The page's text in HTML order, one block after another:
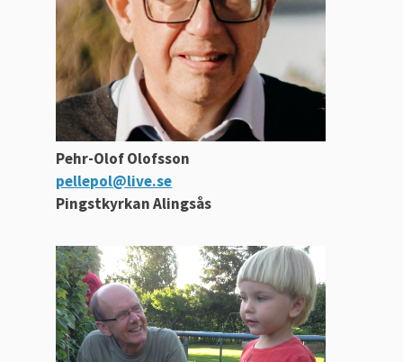
Pehr-Olof Olofsson
pellepol@live.se
Pingstkyrkan Alingsås